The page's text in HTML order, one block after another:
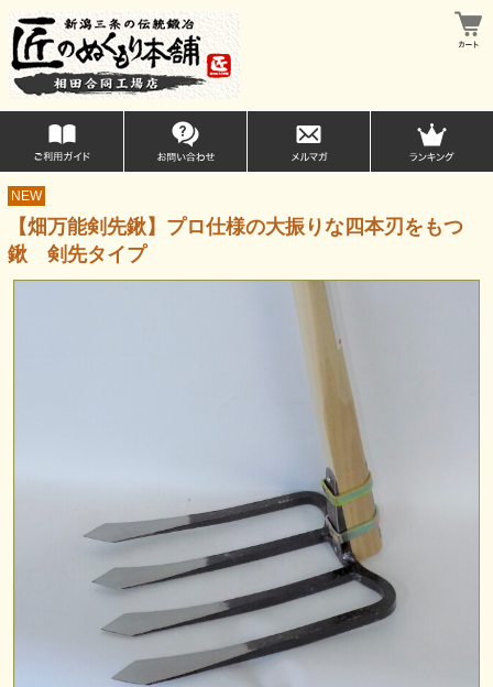
NEW
【畑万能剣先鍬】プロ仕様の大振りな四本刃をもつ
鍬 剣先タイプ